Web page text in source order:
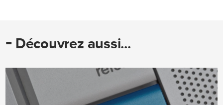
- Découvrez aussi...